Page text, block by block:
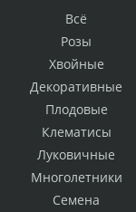
Всё
Розы
Хвойные
Декоративные
Плодовые
Клематисы
Луковичные
Многолетники
Семена